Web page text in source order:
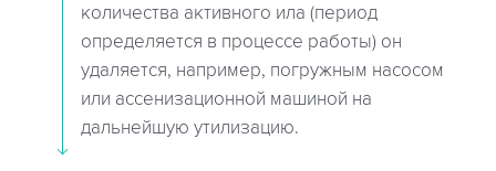
количества активного ила (период
определяется в процессе работы) он
удаляется, например, погружным насосом
или ассенизационной машиной на
дальнейшую утилизацию.